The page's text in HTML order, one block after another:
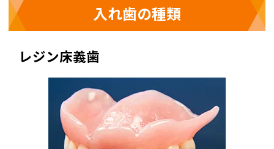
入れ歯の種類
レジン床義歯